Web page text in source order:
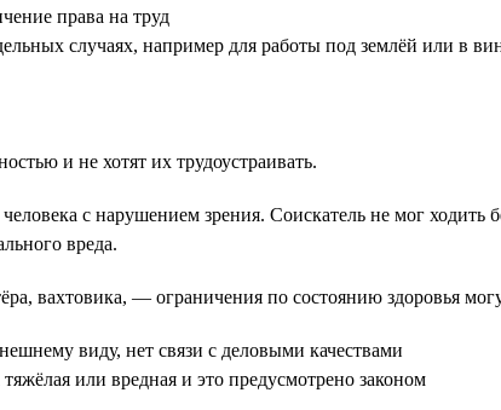
права на труд
случаях, например для работы под землёй или в
и не хотят их трудоустраивать.
человека с нарушением зрения. Соискатель не мог
вреда.
вахтовика, — ограничения по состоянию здоровья
виду, нет связи с деловыми качествами
или вредная и это предусмотрено законом